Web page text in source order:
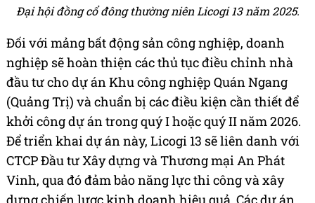
Đại hội đồng cổ đông thường niên Licogi 13 năm 2025.
Đối với mảng bất động sản công nghiệp, doanh
nghiệp sẽ hoàn thiện các thủ tục điều chỉnh nhà
đầu tư cho dự án Khu công nghiệp Quán Ngang
(Quảng Trị) và chuẩn bị các điều kiện cần thiết để
khởi công dự án trong quý I hoặc quý II năm 2026.
Để triển khai dự án này, Licogi 13 sẽ liên danh với
CTCP Đầu tư Xây dựng và Thương mại An Phát
Vinh, qua đó đảm bảo năng lực thi công và xây